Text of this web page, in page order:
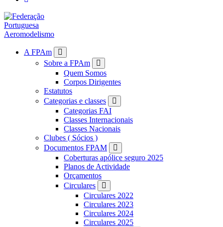
FPAMA FPAm
Sobre a FPAm
Quem Somos
Corpos Dirigentes
Estatutos
Categorias e classes
Categorias FAI
Classes Internacionais
Classes Nacionais
Clubes ( Sócios )
Documentos FPAM
Coberturas apólice seguro 2025
Planos de Actividade
Orçamentos
Circulares
Circulares 2022
Circulares 2023
Circulares 2024
Circulares 2025